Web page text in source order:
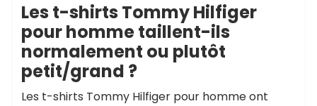
Les t-shirts Tommy Hilfiger
pour homme taillent-ils
normalement ou plutôt
petit/grand ?
Les t-shirts Tommy Hilfiger pour homme ont